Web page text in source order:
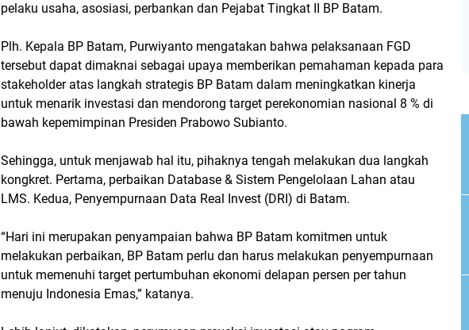
pelaku usaha, asosiasi, perbankan dan Pejabat Tingkat II BP Batam.
Plh. Kepala BP Batam, Purwiyanto mengatakan bahwa pelaksanaan FGD
tersebut dapat dimaknai sebagai upaya memberikan pemahaman kepada para
stakeholder atas langkah strategis BP Batam dalam meningkatkan kinerja
untuk menarik investasi dan mendorong target perekonomian nasional 8 % di
bawah kepemimpinan Presiden Prabowo Subianto.
Sehingga, untuk menjawab hal itu, pihaknya tengah melakukan dua langkah
kongkret. Pertama, perbaikan Database & Sistem Pengelolaan Lahan atau
LMS. Kedua, Penyempurnaan Data Real Invest (DRI) di Batam.
“Hari ini merupakan penyampaian bahwa BP Batam komitmen untuk
melakukan perbaikan, BP Batam perlu dan harus melakukan penyempurnaan
untuk memenuhi target pertumbuhan ekonomi delapan persen per tahun
menuju Indonesia Emas,” katanya.